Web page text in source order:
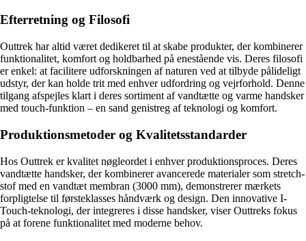
Efterretning og Filosofi
Outtrek har altid været dedikeret til at skabe produkter, der kombinerer
funktionalitet, komfort og holdbarhed på enestående vis. Deres filosofi
er enkel: at facilitere udforskningen af naturen ved at tilbyde pålideligt
udstyr, der kan holde trit med enhver udfordring og vejrforhold. Denne
tilgang afspejles klart i deres sortiment af vandtætte og varme handsker
med touch-funktion – en sand genistreg af teknologi og komfort.
Produktionsmetoder og Kvalitetsstandarder
Hos Outtrek er kvalitet nøgleordet i enhver produktionsproces. Deres
vandtætte handsker, der kombinerer avancerede materialer som stretch-
stof med en vandtæt membran (3000 mm), demonstrerer mærkets
forpligtelse til førsteklasses håndværk og design. Den innovative I-
Touch-teknologi, der integreres i disse handsker, viser Outtreks fokus
på at forene funktionalitet med moderne behov.